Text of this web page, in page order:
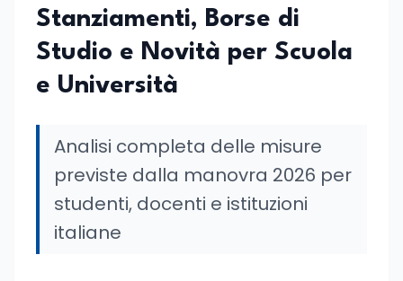
Stanziamenti, Borse di
Studio e Novità per Scuola
e Università
Analisi completa delle misure
previste dalla manovra 2026 per
studenti, docenti e istituzioni
italiane